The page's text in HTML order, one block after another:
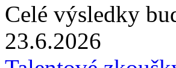
Celé výsledky
23.6.2026